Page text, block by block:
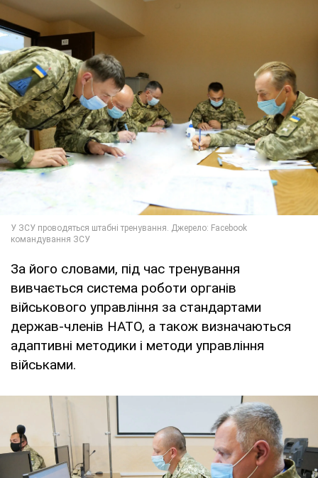
За його словами, під час тренування
вивчається система роботи органів
військового управління за стандартами
держав-членів НАТО, а також визначаються
адаптивні методики і методи управління
військами.